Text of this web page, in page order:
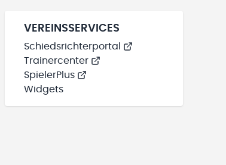
VEREINSSERVICES
Schiedsrichterportal
Trainercenter
SpielerPlus
Widgets